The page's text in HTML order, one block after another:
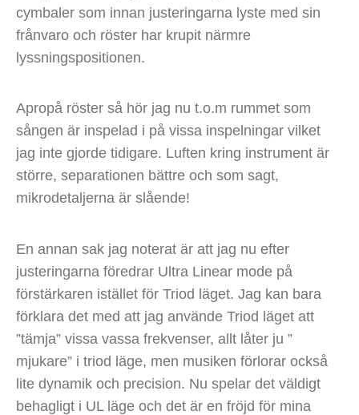
cymbaler som innan justeringarna lyste med sin
frånvaro och röster har krupit närmre
lyssningspositionen.
Apropå röster så hör jag nu t.o.m rummet som
sången är inspelad i på vissa inspelningar vilket
jag inte gjorde tidigare. Luften kring instrument är
större, separationen bättre och som sagt,
mikrodetaljerna är slående!
En annan sak jag noterat är att jag nu efter
justeringarna föredrar Ultra Linear mode på
förstärkaren istället för Triod läget. Jag kan bara
förklara det med att jag använde Triod läget att
”tämja” vissa vassa frekvenser, allt låter ju ”
mjukare” i triod läge, men musiken förlorar också
lite dynamik och precision. Nu spelar det väldigt
behagligt i UL läge och det är en fröjd för mina